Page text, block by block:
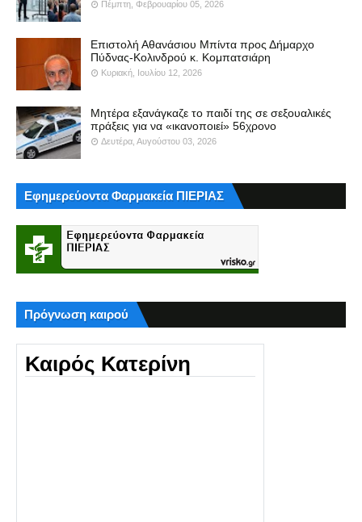
Πέμπτη, Φεβρουαρίου 05, 2026
Επιστολή Αθανάσιου Μπίντα προς Δήμαρχο
Πύδνας-Κολινδρού κ. Κομπατσιάρη
Κυριακή, Ιουλίου 12, 2026
Μητέρα εξανάγκαζε το παιδί της σε σεξουαλικές
πράξεις για να «ικανοποιεί» 56χρονο
Δευτέρα, Αυγούστου 03, 2026
Εφημερεύοντα Φαρμακεία ΠΙΕΡΙΑΣ
Πρόγνωση καιρού
Καιρός Κατερίνη